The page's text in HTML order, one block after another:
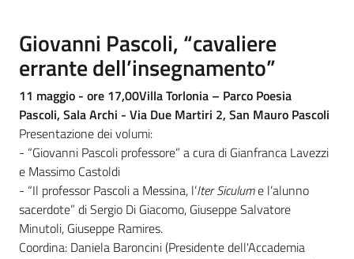
Giovanni Pascoli, “cavaliere
errante dell’insegnamento”
11 maggio - ore 17,00Villa Torlonia – Parco Poesia
Pascoli, Sala Archi - Via Due Martiri 2, San Mauro Pascoli
Presentazione dei volumi:
- “Giovanni Pascoli professore” a cura di Gianfranca Lavezzi
e Massimo Castoldi
- “Il professor Pascoli a Messina, l’Iter Siculume l’alunno
sacerdote” di Sergio Di Giacomo, Giuseppe Salvatore
Minutoli, Giuseppe Ramires.
Coordina: Daniela Baroncini (Presidente dell'Accademia